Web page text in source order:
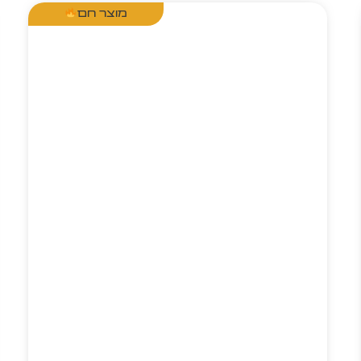
מוצר חם